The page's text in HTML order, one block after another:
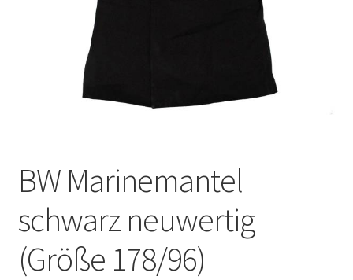
BW Marinemantel
schwarz neuwertig
(Größe 178/96)